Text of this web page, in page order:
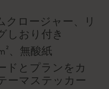
クロージャー、リ
しおり付き
、無酸紙
ドとプランをカ
ーマステッカー